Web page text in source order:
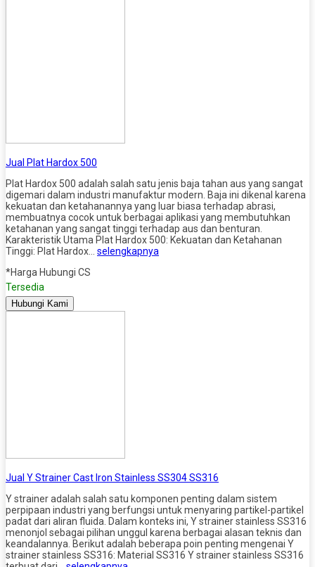
Jual Plat Hardox 500
Plat Hardox 500 adalah salah satu jenis baja tahan aus yang sangat
digemari dalam industri manufaktur modern. Baja ini dikenal karena
kekuatan dan ketahanannya yang luar biasa terhadap abrasi,
membuatnya cocok untuk berbagai aplikasi yang membutuhkan
ketahanan yang sangat tinggi terhadap aus dan benturan.
Karakteristik Utama Plat Hardox 500: Kekuatan dan Ketahanan
Tinggi: Plat Hardox… selengkapnya
*Harga Hubungi CS
Tersedia
Hubungi Kami
Jual Y Strainer Cast Iron Stainless SS304 SS316
Y strainer adalah salah satu komponen penting dalam sistem
perpipaan industri yang berfungsi untuk menyaring partikel-partikel
padat dari aliran fluida. Dalam konteks ini, Y strainer stainless SS316
menonjol sebagai pilihan unggul karena berbagai alasan teknis dan
keandalannya. Berikut adalah beberapa poin penting mengenai Y
strainer stainless SS316: Material SS316 Y strainer stainless SS316